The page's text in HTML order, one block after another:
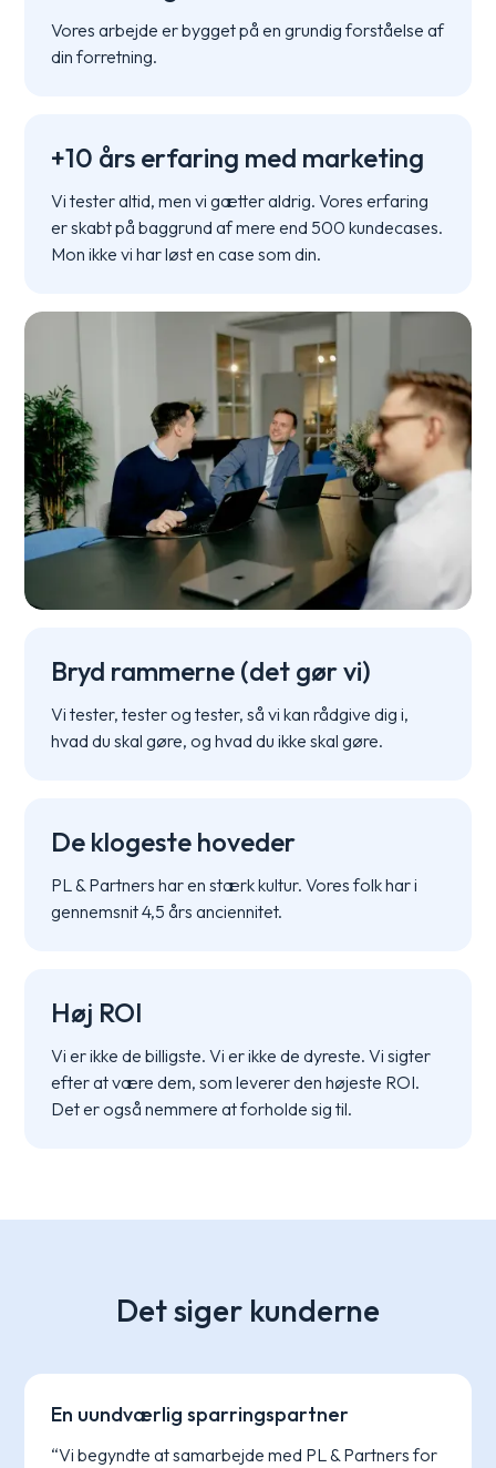
Vores arbejde er bygget på en grundig forståelse af
din forretning.
+10 års erfaring med marketing
Vi tester altid, men vi gætter aldrig. Vores erfaring
er skabt på baggrund af mere end 500 kundecases.
Mon ikke vi har løst en case som din.
Bryd rammerne (det gør vi)
Vi tester, tester og tester, så vi kan rådgive dig i,
hvad du skal gøre, og hvad du ikke skal gøre.
De klogeste hoveder
PL & Partners har en stærk kultur. Vores folk har i
gennemsnit 4,5 års anciennitet.
Høj ROI
Vi er ikke de billigste. Vi er ikke de dyreste. Vi sigter
efter at være dem, som leverer den højeste ROI.
Det er også nemmere at forholde sig til.
Det siger kunderne
En uundværlig sparringspartner
“Vi begyndte at samarbejde med PL & Partners for